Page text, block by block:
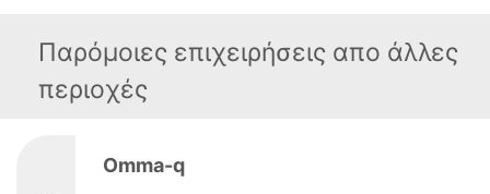
Παρόμοιες επιχειρήσεις απο άλλες
περιοχές
Omma-q